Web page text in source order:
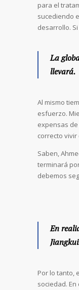
para el
sucediendo
desarrollo.
La
llevará.
Al mismo
esfuerzo.
expensas
correcto
Saben,
terminará
debemos
En
Por lo tanto,
sociedad.